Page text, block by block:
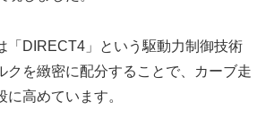
「DIRECT4」という駆動力制御技術
クを緻密に配分することで、カーブ走
高めています。